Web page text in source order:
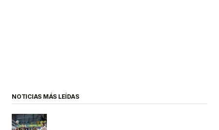
NOTICIAS MÁS LEÍDAS